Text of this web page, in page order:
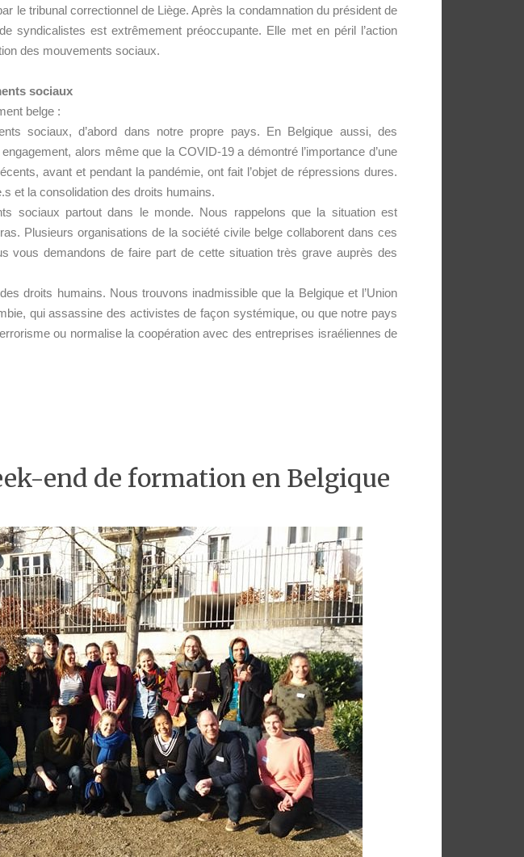
le tribunal correctionnel de Liège. Après la condamnation du président de
syndicalistes est extrêmement préoccupante. Elle met en péril l’action
des mouvements sociaux.
sociaux
belge :
sociaux, d’abord dans notre propre pays. En Belgique aussi, des
alors même que la COVID-19 a démontré l’importance d’une
avant et pendant la pandémie, ont fait l’objet de répressions dures.
et la consolidation des droits humains.
sociaux partout dans le monde. Nous rappelons que la situation est
Plusieurs organisations de la société civile belge collaborent dans ces
vous demandons de faire part de cette situation très grave auprès des
droits humains. Nous trouvons inadmissible que la Belgique et l’Union
qui assassine des activistes de façon systémique, ou que notre pays
ou normalise la coopération avec des entreprises israéliennes de
end de formation en Belgique